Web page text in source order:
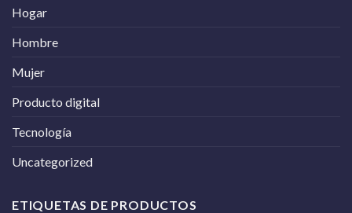
Hogar
Hombre
Mujer
Producto digital
Tecnología
Uncategorized
ETIQUETAS DE PRODUCTOS